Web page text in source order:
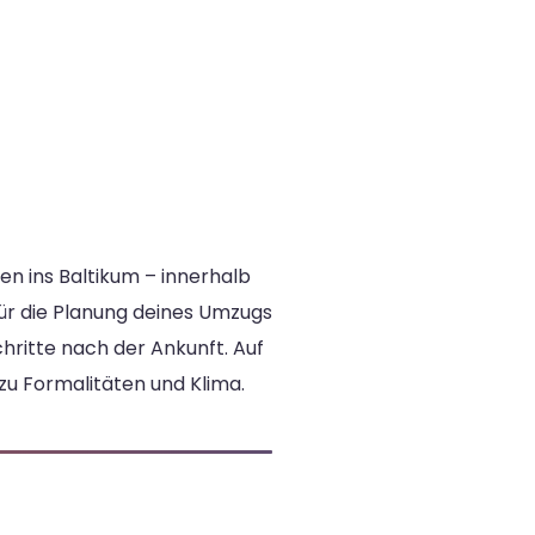
ins Baltikum – innerhalb
die Planung deines Umzugs
nach der Ankunft. Auf
Formalitäten und Klima.